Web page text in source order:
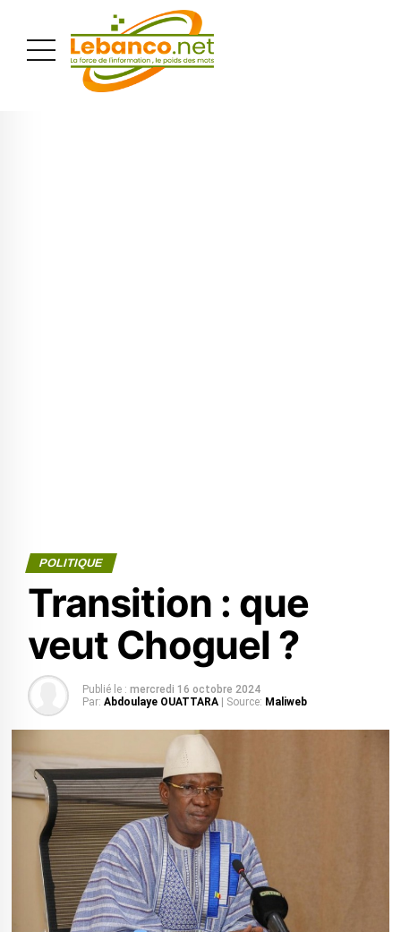
POLITIQUE
Transition : que
veut Choguel ?
Publié le : mercredi 16 octobre 2024
Par: Abdoulaye OUATTARA | Source: Maliweb